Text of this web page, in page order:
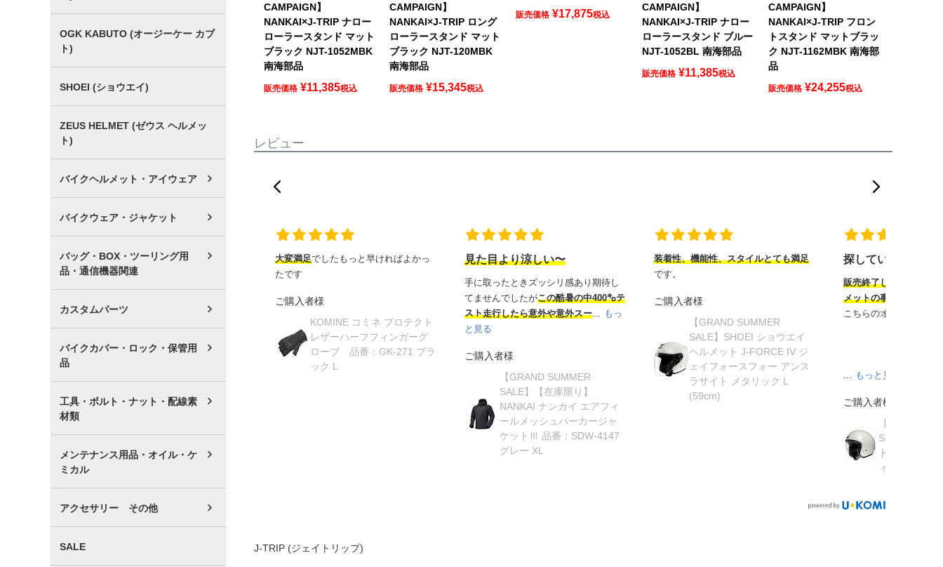
OGK KABUTO (オージーケー カブ
ト)
SHOEI (ショウエイ)
ZEUS HELMET (ゼウス ヘルメッ
ト)
バイクヘルメット・アイウェア
バイクウェア・ジャケット
バッグ・BOX・ツーリング用
品・通信機器関連
カスタムパーツ
バイクカバー・ロック・保管用
品
工具・ボルト・ナット・配線素
材類
メンテナンス用品・オイル・ケ
ミカル
アクセサリー その他
SALE
CAMPAIGN】
NANKAI×J-TRIP ナロー
ローラースタンド マット
ブラック NJT-1052MBK
南海部品
販売価格 ¥11,385税込
CAMPAIGN】
NANKAI×J-TRIP ロング
ローラースタンド マット
ブラック NJT-120MBK
南海部品
販売価格 ¥15,345税込
販売価格 ¥17,875税込
CAMPAIGN】
NANKAI×J-TRIP ナロー
ローラースタンド ブルー
NJT-1052BL 南海部品
販売価格 ¥11,385税込
CAMPAIGN】
NANKAI×J-TRIP フロン
トスタンド マットブラッ
ク NJT-1162MBK 南海部
品
販売価格 ¥24,255税込
レビュー
大変満足でしたもっと早ければよかっ
たです
ご購入者様
KOMINE コミネ プロテクト
レザーハーフフィンガーグ
ローブ 品番：GK-271 ブラ
ック L
見た目より涼しい〜
手に取ったときズッシリ感あり期待し
てませんでしたがこの酷暑の中400㌔テ
スト走行したら意外や意外スー
もっ
と見る
ご購入者様
【GRAND SUMMER
SALE】【在庫限り】
NANKAI ナンカイ エアフィ
ールメッシュパーカージャ
ケットⅢ 品番：SDW-4147
グレー XL
装着性、機能性、スタイルとても満足
です。
ご購入者様
【GRAND SUMMER
SALE】SHOEI ショウエイ
ヘルメット J-FORCE IV ジ
ェイフォースフォー アンス
ラサイト メタリック L
(59cm)
探していたヘルメ
販売終了してから半年
メットの事を知り探し
こちらのオンラインサ
もっと見る
ご購入者様
SHOEI ショ
ト J・O ジェ
ィッシュグリ
J-TRIP (ジェイトリップ)